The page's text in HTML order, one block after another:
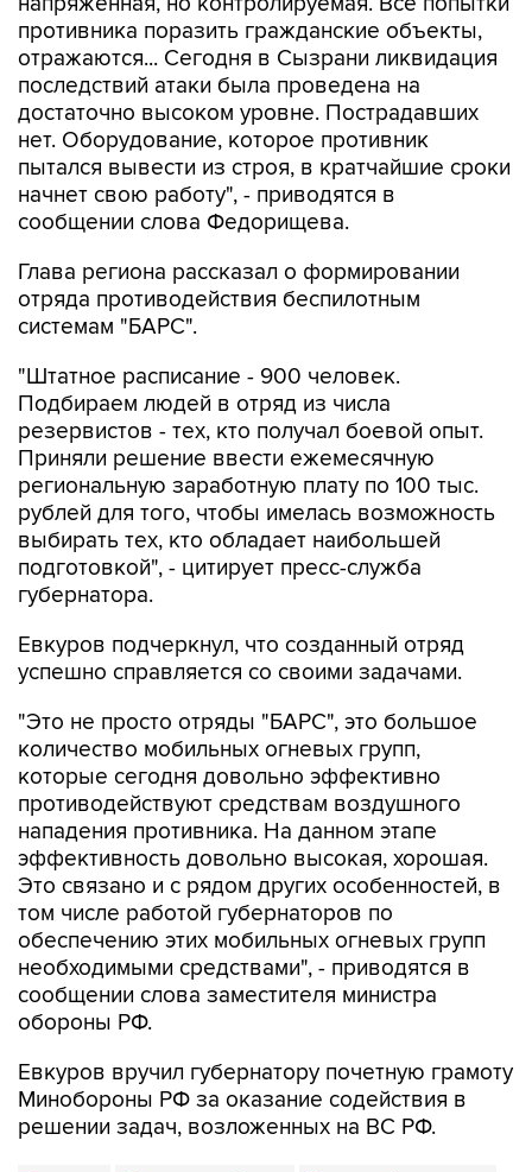
противника поразить гражданские объекты,
отражаются... Сегодня в Сызрани ликвидация
последствий атаки была проведена на
достаточно высоком уровне. Пострадавших
нет. Оборудование, которое противник
пытался вывести из строя, в кратчайшие сроки
начнет свою работу", - приводятся в
сообщении слова Федорищева.
Глава региона рассказал о формировании
отряда противодействия беспилотным
системам "БАРС".
"Штатное расписание - 900 человек.
Подбираем людей в отряд из числа
резервистов - тех, кто получал боевой опыт.
Приняли решение ввести ежемесячную
региональную заработную плату по 100 тыс.
рублей для того, чтобы имелась возможность
выбирать тех, кто обладает наибольшей
подготовкой", - цитирует пресс-служба
губернатора.
Евкуров подчеркнул, что созданный отряд
успешно справляется со своими задачами.
"Это не просто отряды "БАРС", это большое
количество мобильных огневых групп,
которые сегодня довольно эффективно
противодействуют средствам воздушного
нападения противника. На данном этапе
эффективность довольно высокая, хорошая.
Это связано и с рядом других особенностей, в
том числе работой губернаторов по
обеспечению этих мобильных огневых групп
необходимыми средствами", - приводятся в
сообщении слова заместителя министра
обороны РФ.
Евкуров вручил губернатору почетную грамоту
Минобороны РФ за оказание содействия в
решении задач, возложенных на ВС РФ.